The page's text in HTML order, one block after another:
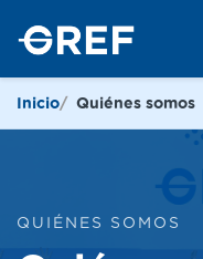
Inicio Quiénes somos
QUIÉNES SOMOS